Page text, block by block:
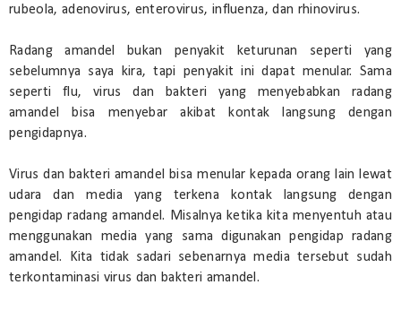
rubeola, adenovirus, enterovirus, influenza, dan rhinovirus.
Radang amandel bukan penyakit keturunan seperti yang
sebelumnya saya kira, tapi penyakit ini dapat menular. Sama
seperti flu, virus dan bakteri yang menyebabkan radang
amandel bisa menyebar akibat kontak langsung dengan
pengidapnya.
Virus dan bakteri amandel bisa menular kepada orang lain lewat
udara dan media yang terkena kontak langsung dengan
pengidap radang amandel. Misalnya ketika kita menyentuh atau
menggunakan media yang sama digunakan pengidap radang
amandel. Kita tidak sadari sebenarnya media tersebut sudah
terkontaminasi virus dan bakteri amandel.